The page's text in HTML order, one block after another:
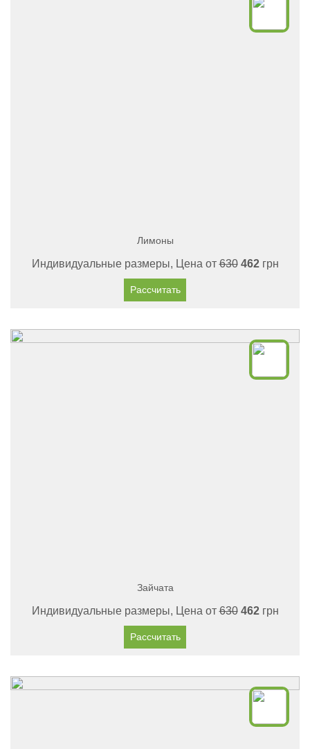
Лимоны
Индивидуальные размеры, Цена от630 462грн
Рассчитать
Зайчата
Индивидуальные размеры, Цена от630 462грн
Рассчитать